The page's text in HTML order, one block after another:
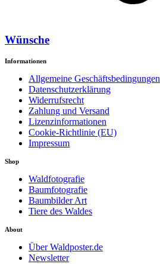
Wünsche
Informationen
Allgemeine Geschäftsbedingungen
Datenschutzerklärung
Widerrufsrecht
Zahlung und Versand
Lizenzinformationen
Cookie-Richtlinie (EU)
Impressum
Shop
Waldfotografie
Baumfotografie
Baumbilder Art
Tiere des Waldes
About
Über Waldposter.de
Newsletter